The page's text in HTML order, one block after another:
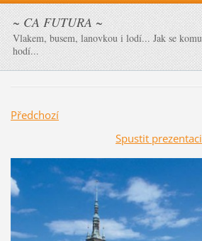
~ CA FUTURA ~
Vlakem, busem, lanovkou i lodí... Jak se
hodí...
Předchozí
Spustit prezentaci